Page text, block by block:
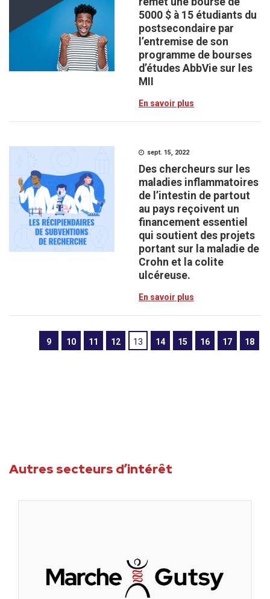
5000 $ à 15 étudiants du
postsecondaire par
l’entremise de son
programme de bourses
d’études AbbVie sur les
MII
En savoir plus
sept. 15, 2022
Des chercheurs sur les
maladies inflammatoires
de l’intestin de partout
au pays reçoivent un
financement essentiel
qui soutient des projets
portant sur la maladie de
Crohn et la colite
ulcéreuse.
En savoir plus
9 10 11 12 13 14 15 16 17 18
Autres secteurs d’intérêt